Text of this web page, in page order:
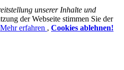
unserer Inhalte und
der Webseite stimmen Sie der
Mehr erfahren , Cookies ablehnen!